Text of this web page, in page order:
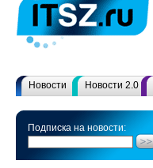
Новости Новости 2.0
Подписка на новости: